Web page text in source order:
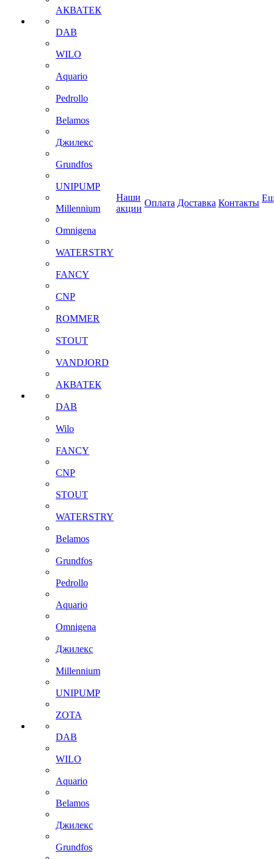
АКВАТЕК
DAB
WILO
Aquario
Pedrollo
Belamos
Джилекс
Grundfos
UNIPUMP
Millennium
Omnigena
WATERSTRY
FANCY
CNP
ROMMER
STOUT
VANDJORD
АКВАТЕК
DAB
Wilo
FANCY
CNP
STOUT
WATERSTRY
Belamos
Grundfos
Pedrollo
Aquario
Omnigena
Джилекс
Millennium
UNIPUMP
ZOTA
DAB
WILO
Aquario
Belamos
Джилекс
Grundfos
Наши
акции
Оплата Доставка Контакты